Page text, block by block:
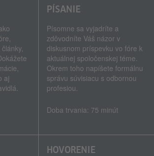
aj
PÍSANIE
Písomne sa vyjadríte a
zdôvodníte Váš názor v
diskusnom príspevku vo fóre k
aktuálnej spoločenskej téme.
Okrem toho napíšete formálnu
správu súvisiacu s odbornou
profesiou.
Doba trvania: 75 minút
HOVORENIE